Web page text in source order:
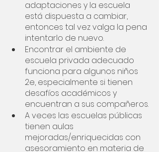
adaptaciones y la escuela
está dispuesta a cambiar,
entonces tal vez valga la pena
intentarlo de nuevo.
Encontrar el ambiente de
escuela privada adecuado
funciona para algunos niños
2e, especialmente si tienen
desafíos académicos y
encuentran a sus compañeros.
A veces las escuelas públicas
tienen aulas
mejoradas/enriquecidas con
asesoramiento en materia de